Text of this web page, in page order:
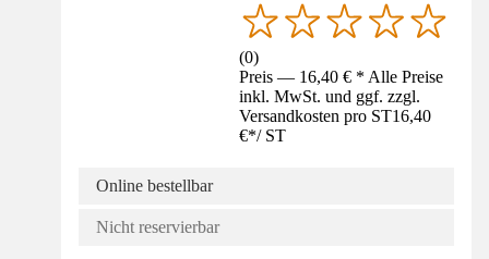
(0)
Preis — 16,40 € * Alle Preise
inkl. MwSt. und ggf. zzgl.
Versandkosten pro ST16,40
€*/ ST
Online bestellbar
Nicht reservierbar